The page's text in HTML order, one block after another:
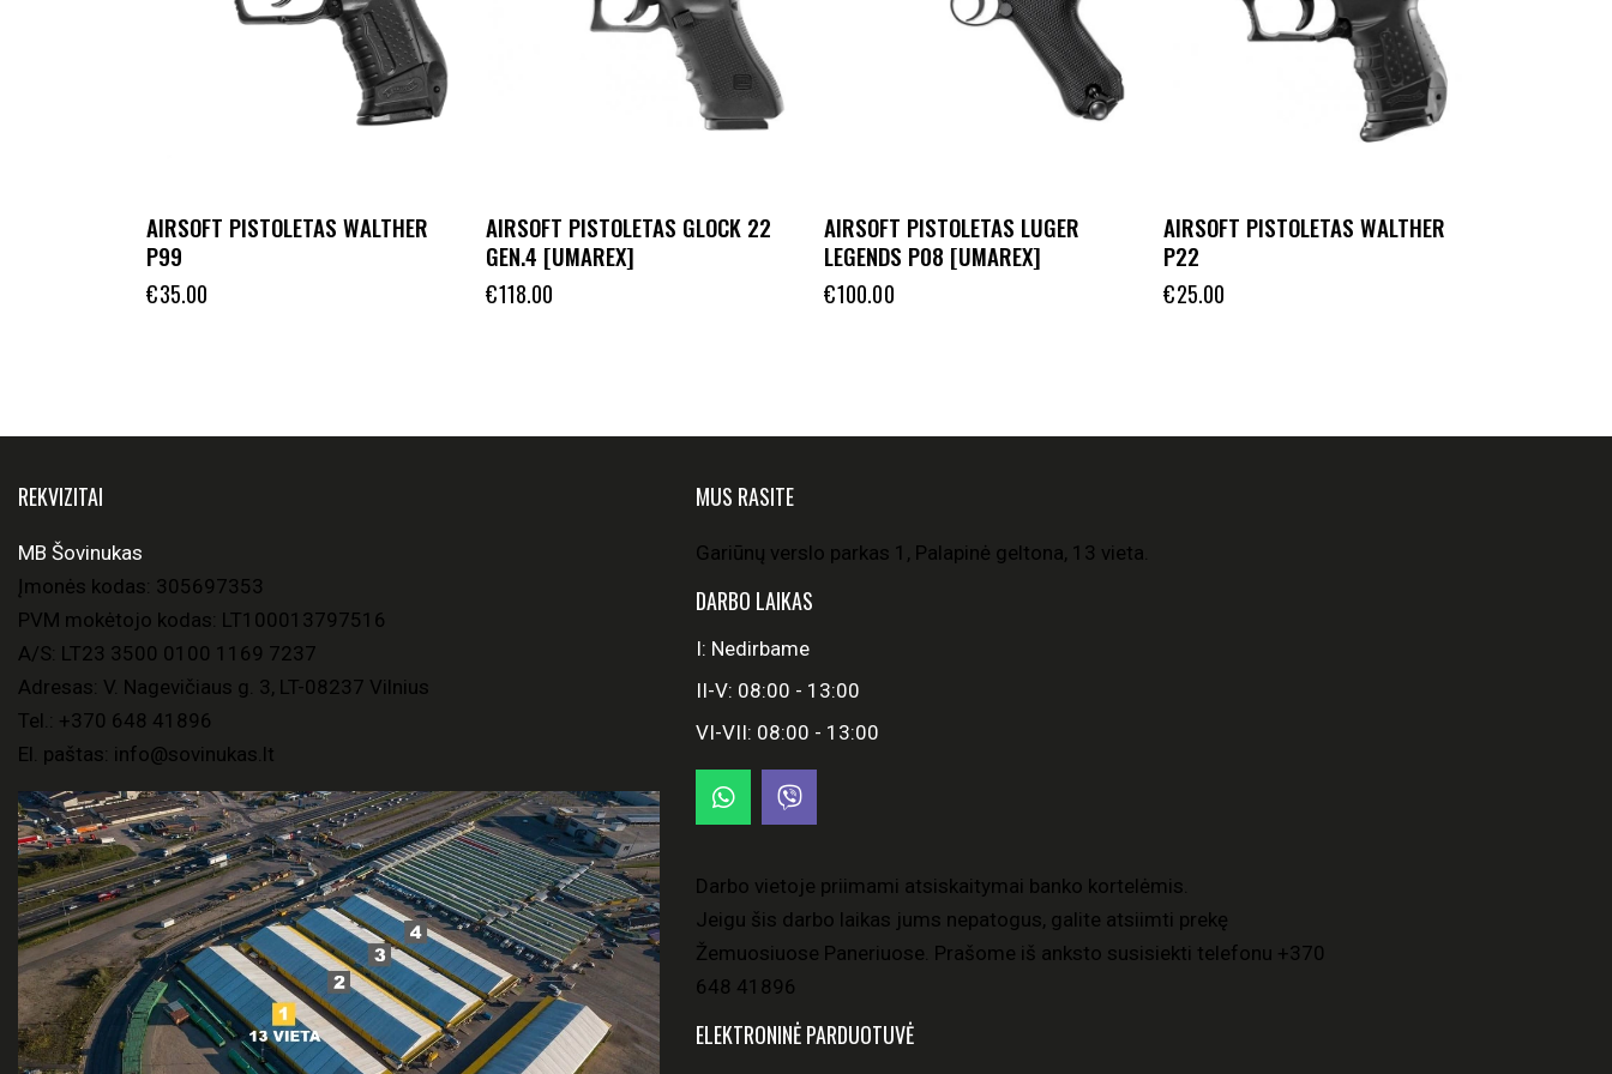
AIRSOFT PISTOLETAS WALTHER
P99
€35.00
AIRSOFT PISTOLETAS GLOCK 22
GEN.4 [UMAREX]
€118.00
AIRSOFT PISTOLETAS LUGER
LEGENDS P08 [UMAREX]
€100.00
AIRSOFT PISTOLETAS WALTHER
P22
€25.00
REKVIZITAI
MB Šovinukas
Įmonės kodas: 305697353
PVM mokėtojo kodas: LT100013797516
A/S: LT23 3500 0100 1169 7237
Adresas: V. Nagevičiaus g. 3, LT-08237 Vilnius
Tel.: +370 648 41896
El. paštas: info@sovinukas.lt
MUS RASITE
Gariūnų verslo parkas 1, Palapinė geltona, 13 vieta.
DARBO LAIKAS
I: Nedirbame
II-V: 08:00 - 13:00
VI-VII: 08:00 - 13:00
Darbo vietoje priimami atsiskaitymai banko kortelėmis.
Jeigu šis darbo laikas jums nepatogus, galite atsiimti prekę
Žemuosiuose Paneriuose. Prašome iš anksto susisiekti telefonu +370
648 41896
ELEKTRONINĖ PARDUOTUVĖ